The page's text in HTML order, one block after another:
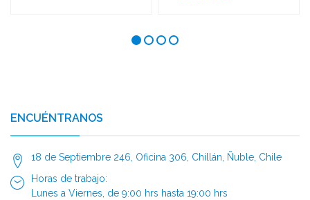
ENCUÉNTRANOS
18 de Septiembre 246, Oficina 306, Chillán, Ñuble, Chile
Horas de trabajo:
Lunes a Viernes, de 9:00 hrs hasta 19:00 hrs